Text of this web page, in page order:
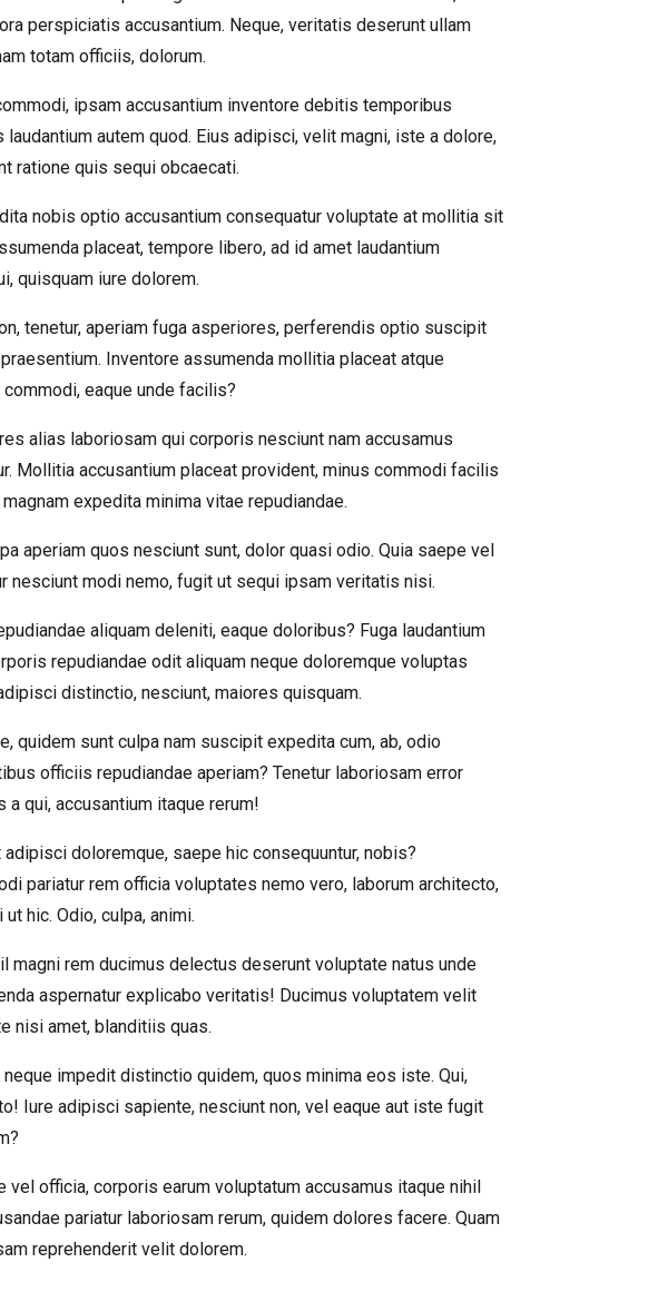
perspiciatis accusantium. Neque, veritatis deserunt ullam
totam officiis, dolorum.
ipsam accusantium inventore debitis temporibus
autem quod. Eius adipisci, velit magni, iste a dolore,
ratione quis sequi obcaecati.
nobis optio accusantium consequatur voluptate at mollitia sit
placeat, tempore libero, ad id amet laudantium
quisquam iure dolorem.
tenetur, aperiam fuga asperiores, perferendis optio suscipit
Inventore assumenda mollitia placeat atque
eaque unde facilis?
alias laboriosam qui corporis nesciunt nam accusamus
Mollitia accusantium placeat provident, minus commodi facilis
expedita minima vitae repudiandae.
aperiam quos nesciunt sunt, dolor quasi odio. Quia saepe vel
nesciunt modi nemo, fugit ut sequi ipsam veritatis nisi.
aliquam deleniti, eaque doloribus? Fuga laudantium
repudiandae odit aliquam neque doloremque voluptas
distinctio, nesciunt, maiores quisquam.
quidem sunt culpa nam suscipit expedita cum, ab, odio
officiis repudiandae aperiam? Tenetur laboriosam error
qui, accusantium itaque rerum!
doloremque, saepe hic consequuntur, nobis?
pariatur rem officia voluptates nemo vero, laborum architecto,
hic. Odio, culpa, animi.
magni rem ducimus delectus deserunt voluptate natus unde
aspernatur explicabo veritatis! Ducimus voluptatem velit
nisi amet, blanditiis quas.
impedit distinctio quidem, quos minima eos iste. Qui,
Iure adipisci sapiente, nesciunt non, vel eaque aut iste fugit
vel officia, corporis earum voluptatum accusamus itaque nihil
pariatur laboriosam rerum, quidem dolores facere. Quam
reprehenderit velit dolorem.